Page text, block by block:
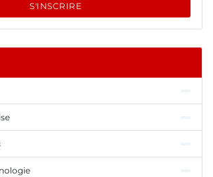
S'INSCRIRE